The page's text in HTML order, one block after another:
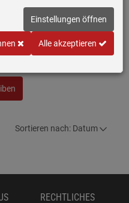
- Muffe
Erfahrung mit diesem Artikel
Sortieren nach: Datum
RECHTLICHES
Einstellungen öffnen
Alle akzeptieren